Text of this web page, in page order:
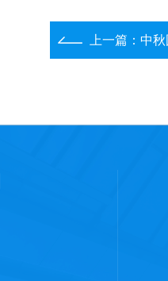
上一篇： 中